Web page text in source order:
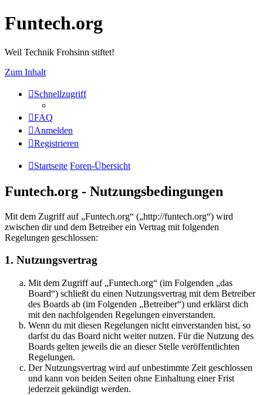
Funtech.org
Weil Technik Frohsinn stiftet!
Zum Inhalt
Schnellzugriff
FAQ
Anmelden
Registrieren
Startseite Foren-Übersicht
Funtech.org - Nutzungsbedingungen
Mit dem Zugriff auf „Funtech.org“ („http://funtech.org“) wird
zwischen dir und dem Betreiber ein Vertrag mit folgenden
Regelungen geschlossen:
1. Nutzungsvertrag
Mit dem Zugriff auf „Funtech.org“ (im Folgenden „das
Board“) schließt du einen Nutzungsvertrag mit dem Betreiber
des Boards ab (im Folgenden „Betreiber“) und erklärst dich
mit den nachfolgenden Regelungen einverstanden.
Wenn du mit diesen Regelungen nicht einverstanden bist, so
darfst du das Board nicht weiter nutzen. Für die Nutzung des
Boards gelten jeweils die an dieser Stelle veröffentlichten
Regelungen.
Der Nutzungsvertrag wird auf unbestimmte Zeit geschlossen
und kann von beiden Seiten ohne Einhaltung einer Frist
jederzeit gekündigt werden.